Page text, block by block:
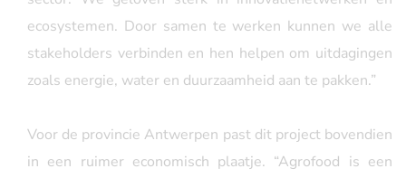
ecosystemen. Door samen te werken kunnen we alle
stakeholders verbinden en hen helpen om uitdagingen
zoals energie, water en duurzaamheid aan te pakken.”
Voor de provincie Antwerpen past dit project bovendien
in een ruimer economisch plaatje. “Agrofood is een